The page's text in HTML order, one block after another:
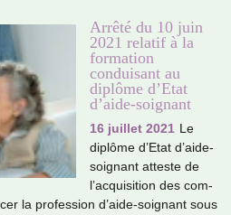
Arrêté du 10 juin
2021 relatif à la
formation
conduisant au
diplôme d’Etat
d’aide-soignant
16 juillet 2021 Le
diplôme d’Etat d’aide-
soi­gnant atteste de
l’acqui­si­tion des com­
la pro­fes­sion d’aide-soi­gnant sous